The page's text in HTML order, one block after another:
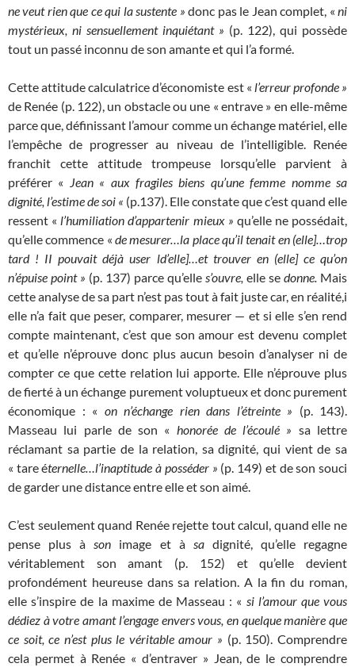
ne veut rien que ce qui la sustente »donc pas le Jean complet, «ni
mystérieux, ni sensuellement inquiétant » (p. 122), qui possède
tout un passé inconnu de son amante et qui l’a formé.
Cette attitude calculatrice d’économiste est « l’erreur profonde »
de Renée (p. 122), un obstacle ou une « entrave » en elle-même
parce que, définissant l’amour comme un échange matériel, elle
l’empêche de progresser au niveau de l’intelligible. Renée
franchit cette attitude trompeuse lorsqu’elle parvient à
préférer « Jean « aux fragiles biens qu’une femme nomme sa
dignité, l’estime de soi « (p.137). Elle constate que c’est quand elle
ressent « l’humiliation d’appartenir mieux » qu’elle ne possédait,
qu’elle commence « de mesurer…la place qu’il tenait en (elle]…trop
tard ! II pouvait déjà user ld’elle]…et trouver en (elle] ce qu’on
n’épuise point » (p. 137) parce qu’elle s’ouvre, elle se donne. Mais
cette analyse de sa part n’est pas tout à fait juste car, en réalité,i
elle n’a fait que peser, comparer, mesurer — et si elle s’en rend
compte maintenant, c’est que son amour est devenu complet
et qu’elle n’éprouve donc plus aucun besoin d’analyser ni de
compter ce que cette relation lui apporte. Elle n’éprouve plus
de fierté à un échange purement voluptueux et donc purement
économique : « on n’échange rien dans l’étreinte » (p. 143).
Masseau lui parle de son « honorée de l’écoulé » sa lettre
réclamant sa partie de la relation, sa dignité, qui vient de sa
« tare éternelle…l’inaptitude à posséder » (p. 149) et de son souci
de garder une distance entre elle et son aimé.
C’est seulement quand Renée rejette tout calcul, quand elle ne
pense plus àson image et à sa dignité, qu’elle regagne
véritablement son amant (p. 152) et qu’elle devient
profondément heureuse dans sa relation. A la fin du roman,
elle s’inspire de la maxime de Masseau : « si l’amour que vous
dédiez à votre amant l’engage envers vous, en quelque manière que
ce soit, ce n’est plus le véritable amour » (p. 150). Comprendre
cela permet à Renée « d’entraver » Jean, de le comprendre